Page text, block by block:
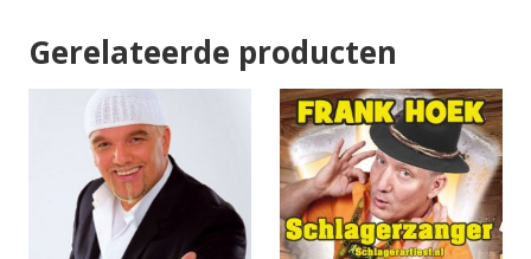
Gerelateerde producten